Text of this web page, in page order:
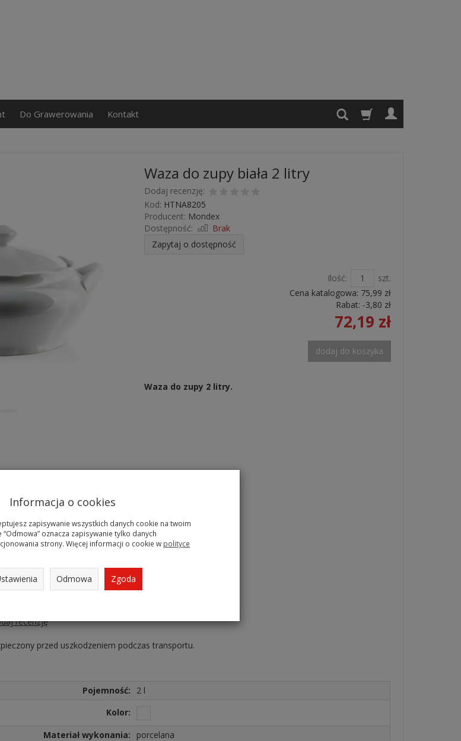
Do Grawerowania Kontakt
Waza do zupy biała 2 litry
Dodaj recenzję:
Kod: HTNA8205
Producent: Mondex
Dostępność:
Brak
Zapytaj o dostępność
Ilość:
szt.
Cena katalogowa: 75,99 zł
Rabat: -3,80 zł
72,19 zł
dodaj do koszyka
Waza do zupy 2 litry.
w zmywarce i kuchence mikrofalowej.
użytku domowego jak również do gastronomii.
recenzję
przed uszkodzeniem podczas transportu.
Pojemność:
2 l
Kolor:
Materiał wykonania:
porcelana
Informacja o cookies
zapisywanie wszystkich danych cookie na twoim
“Odmowa” oznacza zapisywanie tylko danych
strony. Więcej informacji o cookie w polityce
Odmowa Zgoda